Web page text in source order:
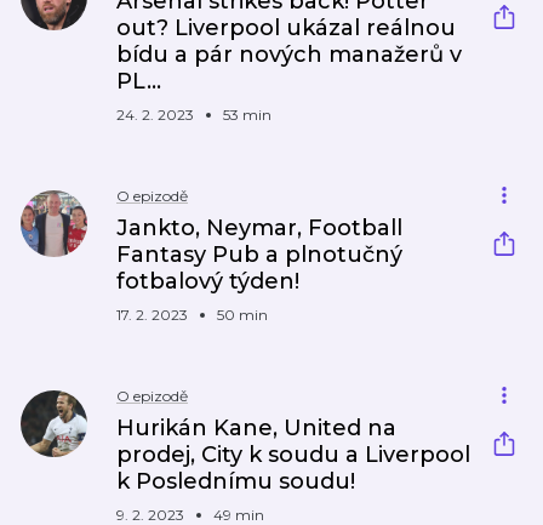
out? Liverpool ukázal reálnou
bídu a pár nových manažerů v
PL...
24. 2. 2023 53 min
O epizodě
Jankto, Neymar, Football
Fantasy Pub a plnotučný
fotbalový týden!
17. 2. 2023 50 min
O epizodě
Hurikán Kane, United na
prodej, City k soudu a Liverpool
k Poslednímu soudu!
9. 2. 2023 49 min